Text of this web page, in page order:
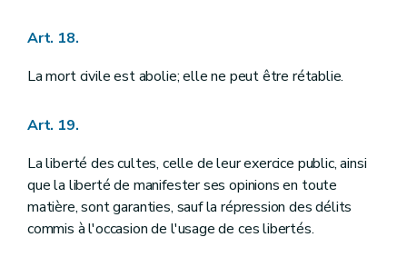
Art. 18.
La mort civile est abolie; elle ne peut être rétablie.
Art. 19.
La liberté des cultes, celle de leur exercice public, ainsi
que la liberté de manifester ses opinions en toute
matière, sont garanties, sauf la répression des délits
commis à l'occasion de l'usage de ces libertés.